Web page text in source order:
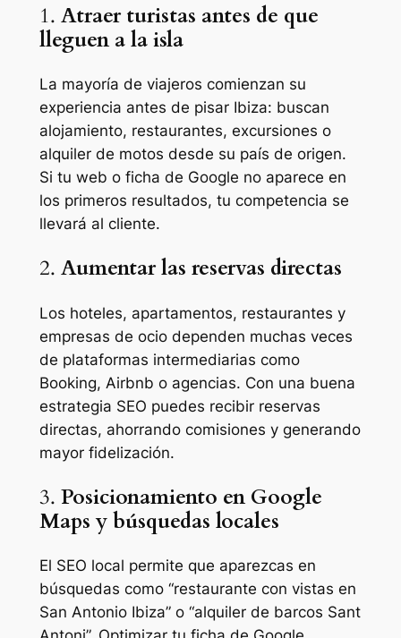
1. Atraer turistas antes de que
lleguen a la isla
La mayoría de viajeros comienzan su
experiencia antes de pisar Ibiza: buscan
alojamiento, restaurantes, excursiones o
alquiler de motos desde su país de origen.
Si tu web o ficha de Google no aparece en
los primeros resultados, tu competencia se
llevará al cliente.
2. Aumentar las reservas directas
Los hoteles, apartamentos, restaurantes y
empresas de ocio dependen muchas veces
de plataformas intermediarias como
Booking, Airbnb o agencias. Con una buena
estrategia SEO puedes recibir reservas
directas, ahorrando comisiones y generando
mayor fidelización.
3. Posicionamiento en Google
Maps y búsquedas locales
El SEO local permite que aparezcas en
búsquedas como “restaurante con vistas en
San Antonio Ibiza” o “alquiler de barcos Sant